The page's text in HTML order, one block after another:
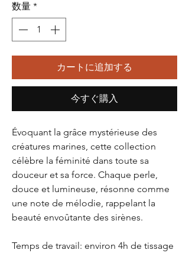
数量 *
カートに追加する
今すぐ購入
Évoquant la grâce mystérieuse des
créatures marines, cette collection
célèbre la féminité dans toute sa
douceur et sa force. Chaque perle,
douce et lumineuse, résonne comme
une note de mélodie, rappelant la
beauté envoûtante des sirènes.
Temps de travail: environ 4h de tissage